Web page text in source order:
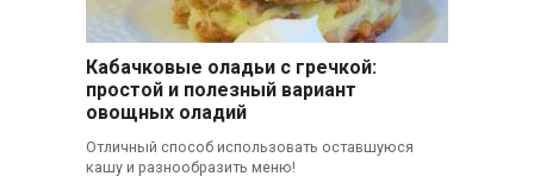
Кабачковые оладьи с гречкой:
простой и полезный вариант
овощных оладий
Отличный способ использовать оставшуюся
кашу и разнообразить меню!